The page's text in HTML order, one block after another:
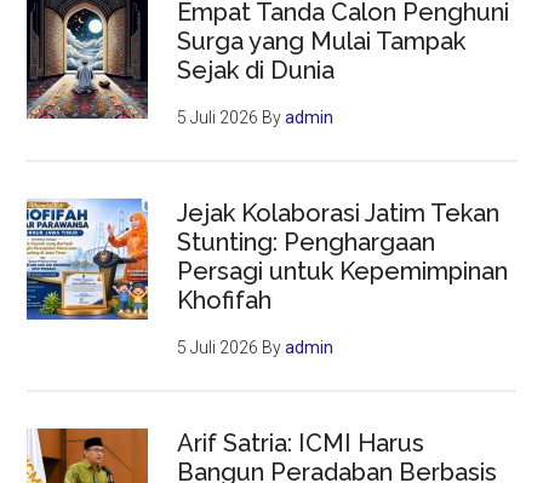
Empat Tanda Calon Penghuni
Surga yang Mulai Tampak
Sejak di Dunia
5 Juli 2026 Byadmin
Jejak Kolaborasi Jatim Tekan
Stunting: Penghargaan
Persagi untuk Kepemimpinan
Khofifah
5 Juli 2026 Byadmin
Arif Satria: ICMI Harus
Bangun Peradaban Berbasis